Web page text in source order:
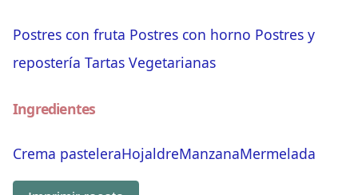
Postres con fruta Postres con horno Postres y
repostería Tartas Vegetarianas
Ingredientes
Crema pasteleraHojaldreManzanaMermelada